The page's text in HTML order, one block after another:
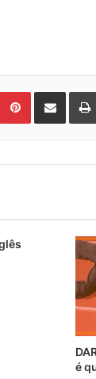
Pinterest
Compartilhar via e-mail
é